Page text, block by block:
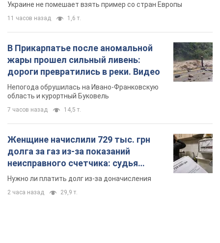
Украине не помешает взять пример со стран Европы
11 часов назад 1,6 т.
В Прикарпатье после аномальной
жары прошел сильный ливень:
дороги превратились в реки. Видео
Непогода обрушилась на Ивано-Франковскую
область и курортный Буковель
7 часов назад 14,5 т.
Женщине начислили 729 тыс. грн
долга за газ из-за показаний
неисправного счетчика: судья
вынес неожиданное решение
Нужно ли платить долг из-за доначисления
2 часа назад 29,9 т.